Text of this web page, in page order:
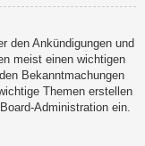
den Ankündigungen und
meist einen wichtigen
Bekanntmachungen
Themen erstellen
Administration ein.